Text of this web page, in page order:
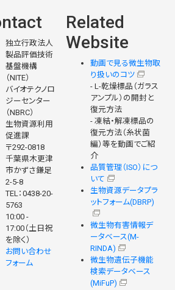
独立行政法人
製品評価技術
基盤機構
（NITE）
バイオテクノロ
ジーセンター
（NBRC）
生物資源利用
促進課
〒292-0818
千葉県木更津
市かずさ鎌足
2-5-8
TEL：0438-20-
5763
10:00 -
17:00（土日祝
を除く）
お問い合わせ
フォーム
Related
Website
動画で見る微生物取
り扱いのコツ
- L-乾燥標品（ガラス
アンプル）の開封と
復元方法
- 凍結・解凍標品の
復元方法（糸状菌
編）等を動画でご紹
介
品質管理（ISO）につ
いて
生物資源データプラ
ットフォーム(DBRP)
微生物有害情報デ
ータベース(M-
RINDA)
微生物遺伝子機能
検索データベース
(MiFuP)